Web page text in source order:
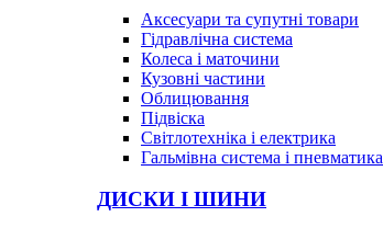
Аксесуари та супутні товари
Гідравлічна система
Колеса і маточини
Кузовні частини
Облицювання
Підвіска
Світлотехніка і електрика
Гальмівна система і пневматика
ДИСКИ І ШИНИ